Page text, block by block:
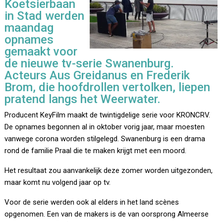
Koetsierbaan
in Stad werden
maandag
opnames
gemaakt voor
de nieuwe tv-serie Swanenburg.
Acteurs Aus Greidanus en Frederik
Brom, die hoofdrollen vertolken, liepen
pratend langs het Weerwater.
Producent KeyFilm maakt de twintigdelige serie voor KRONCRV.
De opnames begonnen al in oktober vorig jaar, maar moesten
vanwege corona worden stilgelegd. Swanenburg is een drama
rond de familie Praal die te maken krijgt met een moord.
Het resultaat zou aanvankelijk deze zomer worden uitgezonden,
maar komt nu volgend jaar op tv.
Voor de serie werden ook al elders in het land scènes
opgenomen. Een van de makers is de van oorsprong Almeerse